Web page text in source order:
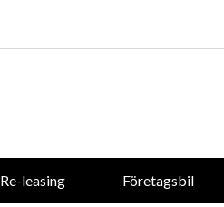
Re-leasing Företagsbil